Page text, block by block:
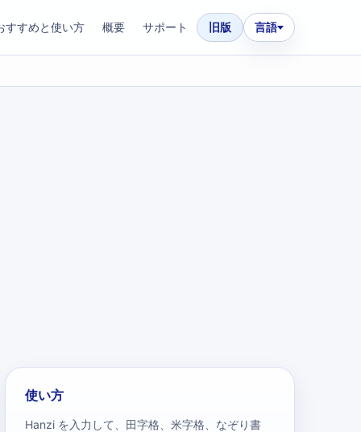
すすめと使い方 概要 サポート 旧版 言語
使い方
Hanzi を入力して、田字格、米字格、なぞり書